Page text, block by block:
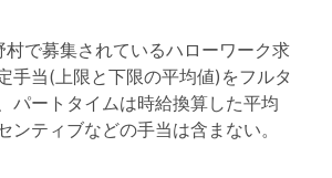
で募集されているハローワーク求
手当(上限と下限の平均値)をフルタ
パートタイムは時給換算した平均
ンティブなどの手当は含まない。